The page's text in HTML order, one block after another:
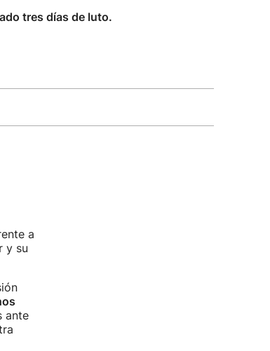
tres días de luto.
a
y su
ante